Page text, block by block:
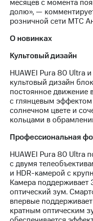
акционеров
Личный
кабинет
Акционерный
Контроль
и
аудит
Рынок
акций
Описание
Программа
приобретения
Порядок
выкупа
акций
Дивиденды
Рынок
облигаций
Описание
месяцев с момента
долю», —
розничной сети МТС
О новинках
Культовый дизайн
HUAWEI Pura 80 Ultra
культовый дизайн
постоянное движение
с глянцевым
солнечном цвете и
кольцами в
Профессиональная
HUAWEI Pura 80 Ultra
с двумя
и HDR-камерой с
Камера поддерживает
оптический зум.
впервые
кратным оптическим